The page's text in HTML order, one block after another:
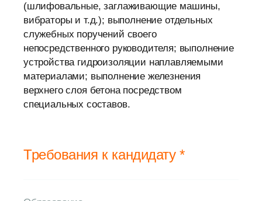
(шлифовальные, заглаживающие машины,
вибраторы и т.д.); выполнение отдельных
служебных поручений своего
непосредственного руководителя; выполнение
устройства гидроизоляции наплавляемыми
материалами; выполнение железнения
верхнего слоя бетона посредством
специальных составов.
Требования к кандидату *